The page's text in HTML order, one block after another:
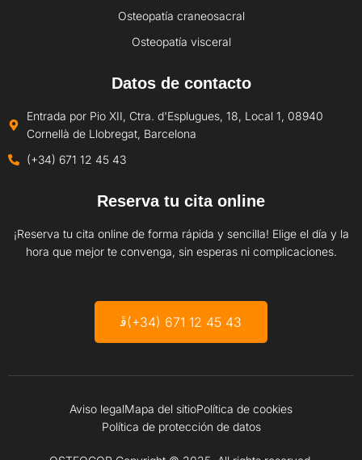
Osteopatía craneosacral
Osteopatía visceral
Datos de contacto
Entrada por Pio XII, Ctra. d'Esplugues, 18, Local 1, 08940
Cornellà de Llobregat, Barcelona
(+34) 671 12 45 43
Reserva tu cita online
¡Reserva tu cita online de forma rápida y sencilla! Elige el día y la
hora que mejor te convenga, sin esperas ni complicaciones.
(+34) 671 12 45 43
Aviso legalMapa del sitioPolítica de cookies
Política de protección de datos